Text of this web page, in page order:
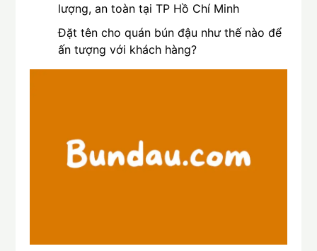
lượng, an toàn tại TP Hồ Chí Minh
Đặt tên cho quán bún đậu như thế nào để
ấn tượng với khách hàng?